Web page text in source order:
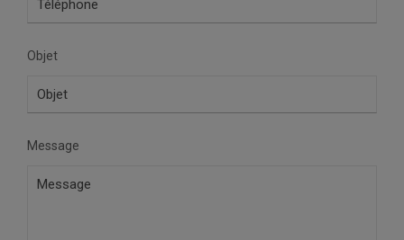
Objet
Message